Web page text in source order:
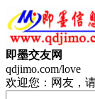
即墨交友网
qdjimo.com/love
欢迎您：网友，